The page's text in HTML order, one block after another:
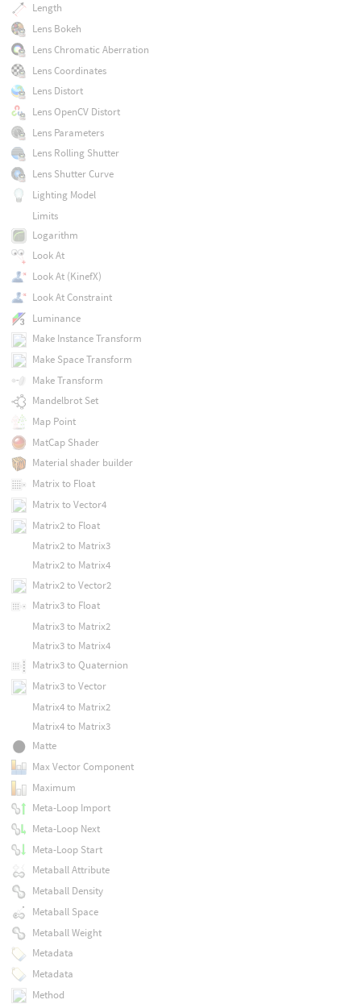
Length
Lens Bokeh
Lens Chromatic Aberration
Lens Coordinates
Lens Distort
Lens OpenCV Distort
Lens Parameters
Lens Rolling Shutter
Lens Shutter Curve
Lighting Model
Limits
Logarithm
Look At
Look At (KinefX)
Look At Constraint
Luminance
Make Instance Transform
Make Space Transform
Make Transform
Mandelbrot Set
Map Point
MatCap Shader
Material shader builder
Matrix to Float
Matrix to Vector4
Matrix2 to Float
Matrix2 to Matrix3
Matrix2 to Matrix4
Matrix2 to Vector2
Matrix3 to Float
Matrix3 to Matrix2
Matrix3 to Matrix4
Matrix3 to Quaternion
Matrix3 to Vector
Matrix4 to Matrix2
Matrix4 to Matrix3
Matte
Max Vector Component
Maximum
Meta-Loop Import
Meta-Loop Next
Meta-Loop Start
Metaball Attribute
Metaball Density
Metaball Space
Metaball Weight
Metadata
Metadata
Method